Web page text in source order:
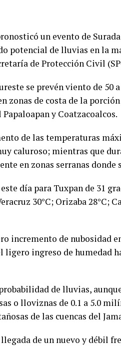
un evento de
potencial de lluvias en la
de Protección Civil
se prevén viento de 50
zonas de costa de la
y Coatzacoalcos.
de las temperaturas
caluroso; mientras que
en zonas serranas donde
día para Tuxpan de 31
30°C; Orizaba 28°C;
incremento de nubosidad
ingreso de humedad
de lluvias,
o lloviznas de 0.1 a 5.0
de las cuencas del
de un nuevo y débil